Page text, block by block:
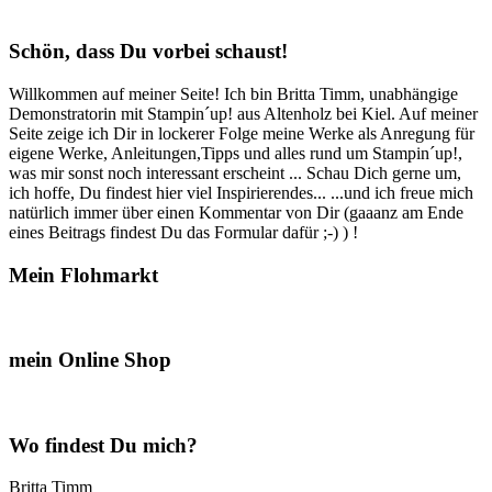
Schön, dass Du vorbei schaust!
Willkommen auf meiner Seite! Ich bin Britta Timm, unabhängige
Demonstratorin mit Stampin´up! aus Altenholz bei Kiel. Auf meiner
Seite zeige ich Dir in lockerer Folge meine Werke als Anregung für
eigene Werke, Anleitungen,Tipps und alles rund um Stampin´up!,
was mir sonst noch interessant erscheint ... Schau Dich gerne um,
ich hoffe, Du findest hier viel Inspirierendes... ...und ich freue mich
natürlich immer über einen Kommentar von Dir (gaaanz am Ende
eines Beitrags findest Du das Formular dafür ;-) ) !
Mein Flohmarkt
mein Online Shop
Wo findest Du mich?
Britta Timm